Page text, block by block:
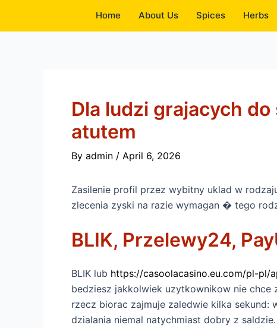
Home About Us Spices Herbs
Dla ludzi grajacych
atutem
By admin / April 6, 2026
Zasilenie profil przez wybitny uklad w
zlecenia zyski na razie wymagan � tego
BLIK, Przelewy24,
BLIK lub https://casoolacasino.eu.com/pl-pl/
bedziesz jakkolwiek uzytkownikow nie
rzecz biorac zajmuje zaledwie kilka
dzialania niemal natychmiast dobry z